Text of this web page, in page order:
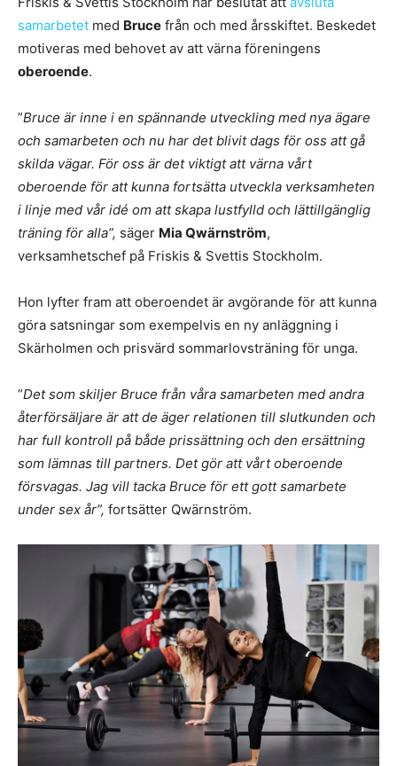
samarbetet med Bruce från och med årsskiftet. Beskedet
motiveras med behovet av att värna föreningens
oberoende.
”Bruce är inne i en spännande utveckling med nya ägare
och samarbeten och nu har det blivit dags för oss att gå
skilda vägar. För oss är det viktigt att värna vårt
oberoende för att kunna fortsätta utveckla verksamheten
i linje med vår idé om att skapa lustfylld och lättillgänglig
träning för alla”, säger Mia Qwärnström,
verksamhetschef på Friskis & Svettis Stockholm.
Hon lyfter fram att oberoendet är avgörande för att kunna
göra satsningar som exempelvis en ny anläggning i
Skärholmen och prisvärd sommarlovsträning för unga.
”Det som skiljer Bruce från våra samarbeten med andra
återförsäljare är att de äger relationen till slutkunden och
har full kontroll på både prissättning och den ersättning
som lämnas till partners. Det gör att vårt oberoende
försvagas. Jag vill tacka Bruce för ett gott samarbete
under sex år”, fortsätter Qwärnström.